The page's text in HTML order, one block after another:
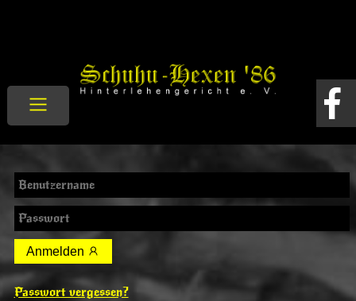
Anmelden
Passwort vergessen?